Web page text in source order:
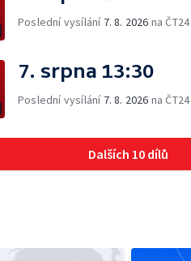
Poslední vysílání 7. 8. 2026 na ČT24
7. srpna 13:30
Poslední vysílání 7. 8. 2026 na ČT24
Dalších 10 dílů